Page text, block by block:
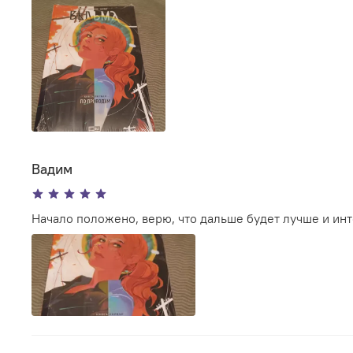
Вадим
Начало положено, верю, что дальше будет лучше и